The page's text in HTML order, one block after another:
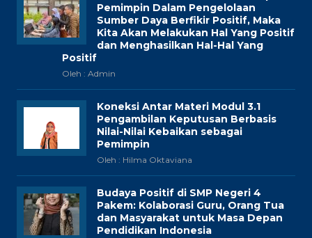
Pemimpin Dalam Pengelolaan
Sumber Daya Berfikir Positif, Maka
Kita Akan Melakukan Hal Yang Positif
dan Menghasilkan Hal-Hal Yang
Positif
Oleh : Admin
Koneksi Antar Materi Modul 3.1
Pengambilan Keputusan Berbasis
Nilai-Nilai Kebaikan sebagai
Pemimpin
Oleh : Hilma Oktaviana
Budaya Positif di SMP Negeri 4
Pakem: Kolaborasi Guru, Orang Tua
dan Masyarakat untuk Masa Depan
Pendidikan Indonesia